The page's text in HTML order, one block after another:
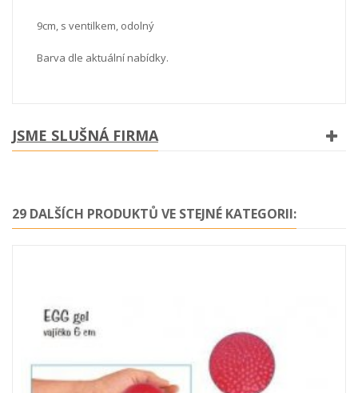
9cm, s ventilkem, odolný
Barva dle aktuální nabídky.
JSME SLUŠNÁ FIRMA
29 DALŠÍCH PRODUKTŮ VE STEJNÉ KATEGORII: